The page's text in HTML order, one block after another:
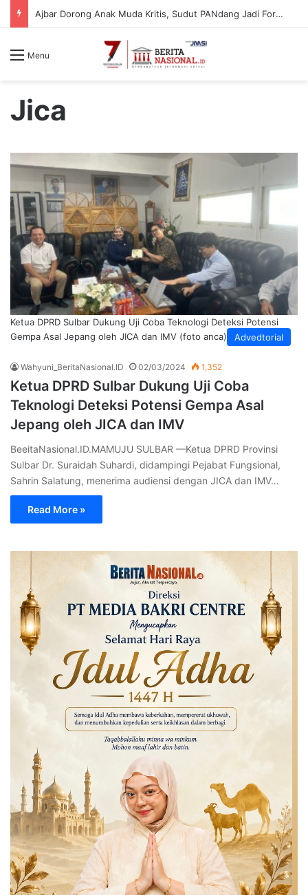
Telkom Indonesia Tanam 10.000 Bibit Lamun di Situbondo, Dorong Pemulihan Ekosistem Pesisir
Menu
Jica
Advedtorial
Ketua DPRD Sulbar Dukung Uji Coba Teknologi Deteksi Potensi
Gempa Asal Jepang oleh JICA dan IMV (foto anca)
Wahyuni_BeritaNasional.ID 02/03/2024 1,352
Ketua DPRD Sulbar Dukung Uji Coba
Teknologi Deteksi Potensi Gempa Asal
Jepang oleh JICA dan IMV
BeeitaNasional.ID.MAMUJU SULBAR —Ketua DPRD Provinsi
Sulbar Dr. Suraidah Suhardi, didampingi Pejabat Fungsional,
Sahrin Salatung, menerima audiensi dengan JICA dan IMV…
Read More »